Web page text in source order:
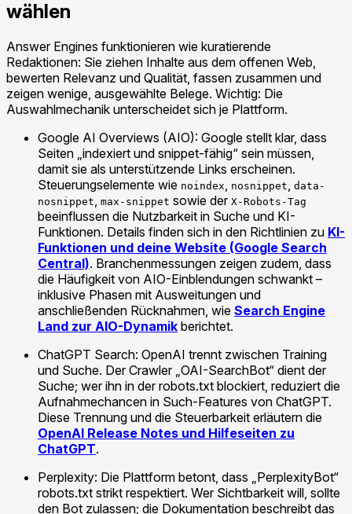
wählen
Answer Engines funktionieren wie kuratierende
Redaktionen: Sie ziehen Inhalte aus dem offenen Web,
bewerten Relevanz und Qualität, fassen zusammen und
zeigen wenige, ausgewählte Belege. Wichtig: Die
Auswahlmechanik unterscheidet sich je Plattform.
Google AI Overviews (AIO): Google stellt klar, dass
Seiten „indexiert und snippet-fähig“ sein müssen,
damit sie als unterstützende Links erscheinen.
Steuerungselemente wie noindex, nosnippet, data-
nosnippet, max-snippet sowie der X-Robots-Tag
beeinflussen die Nutzbarkeit in Suche und KI-
Funktionen. Details finden sich in den Richtlinien zu KI-
Funktionen und deine Website (Google Search
Central). Branchenmessungen zeigen zudem, dass
die Häufigkeit von AIO-Einblendungen schwankt –
inklusive Phasen mit Ausweitungen und
anschließenden Rücknahmen, wie Search Engine
Land zur AIO-Dynamik berichtet.
ChatGPT Search: OpenAI trennt zwischen Training
und Suche. Der Crawler „OAI-SearchBot“ dient der
Suche; wer ihn in der robots.txt blockiert, reduziert die
Aufnahmechancen in Such-Features von ChatGPT.
Diese Trennung und die Steuerbarkeit erläutern die
OpenAI Release Notes und Hilfeseiten zu
ChatGPT.
Perplexity: Die Plattform betont, dass „PerplexityBot“
robots.txt strikt respektiert. Wer Sichtbarkeit will, sollte
den Bot zulassen; die Dokumentation beschreibt das